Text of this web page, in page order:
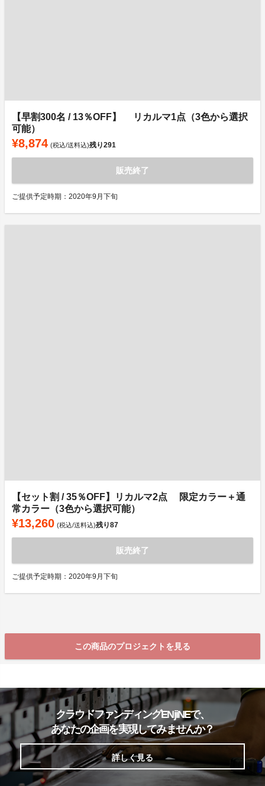
【早割300名 / 13％OFF】 リカルマ1点（3色から選択
可能）
¥8,874 (税込/送料込)残り291
販売終了
ご提供予定時期：2020年9月下旬
【セット割 / 35％OFF】リカルマ2点 限定カラー＋通
常カラー（3色から選択可能）
¥13,260 (税込/送料込)残り87
販売終了
ご提供予定時期：2020年9月下旬
この商品のプロジェクトを見る
クラウドファンディングENjiNEで、
あなたの企画を実現してみませんか？
詳しく見る